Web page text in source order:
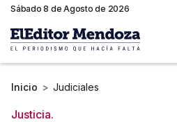
Sábado 8 de Agosto de 2026
Inicio > Judiciales
Justicia.